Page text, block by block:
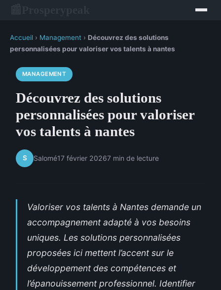
Accueil › Management › Découvrez des solutions
personnalisées pour valoriser vos talents à nantes
MANAGEMENT
Découvrez des solutions
personnalisées pour valoriser
vos talents à nantes
S Salomé17 février 20267 min de lecture
Valoriser vos talents à Nantes demande un
accompagnement adapté à vos besoins
uniques. Les solutions personnalisées
proposées ici mettent l’accent sur le
développement des compétences et
l’épanouissement professionnel. Identifier